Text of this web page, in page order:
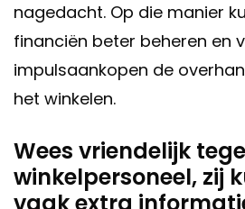
nagedacht. Op die manier
financiën beter beheren en
impulsaankopen de
het winkelen.
Wees vriendelijk
winkelpersoneel, zij